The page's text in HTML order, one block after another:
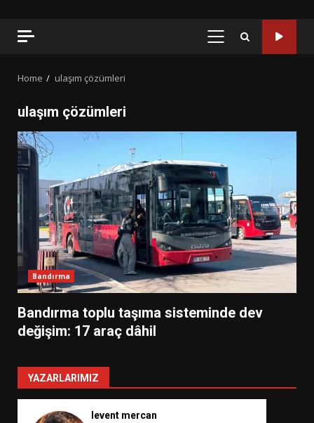
PRIMARY
Home ulaşım çözümleri
ulaşım çözümleri
Bandırma
Bandırma toplu taşıma sisteminde dev
değişim: 17 araç dâhil
YAZARLARIMIZ
levent mercan